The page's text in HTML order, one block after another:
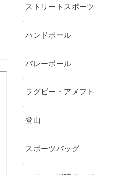
ストリートスポーツ
ハンドボール
バレーボール
ラグビー・アメフト
登山
スポーツバッグ